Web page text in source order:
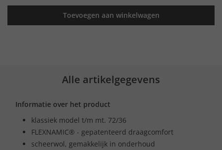
Toevoegen aan winkelwagen
Alle artikelgegevens
Informatie over het product
klassiek model t/m mt. 72/36
FLEXNAMIC® - gepatenteerd draagcomfort
scheerwol, gemakkelijk in onderhoud